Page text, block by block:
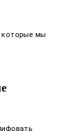
которые мы